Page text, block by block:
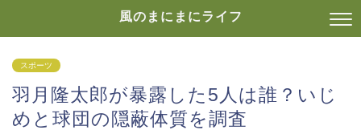
風のまにまにライフ
スポーツ
羽月隆太郎が暴露した5人は誰？いじ
めと球団の隠蔽体質を調査